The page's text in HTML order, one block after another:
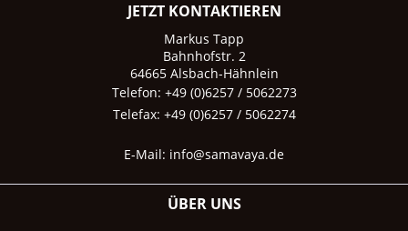
JETZT KONTAKTIEREN
Markus Tapp
Bahnhofstr. 2
64665 Alsbach-Hähnlein
Telefon: +49 (0)6257 / 5062273
Telefax: +49 (0)6257 / 5062274
E-Mail: info@samavaya.de
ÜBER UNS